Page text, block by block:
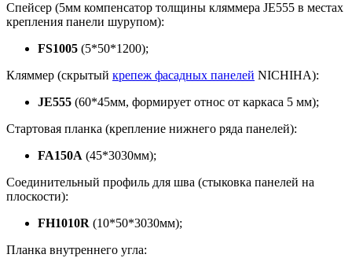
Спейсер (5мм компенсатор толщины кляммера JE555 в местах
крепления панели шурупом):
FS1005 (5*50*1200);
Кляммер (скрытый крепеж фасадных панелей NICHIHA):
JE555 (60*45мм, формирует относ от каркаса 5 мм);
Стартовая планка (крепление нижнего ряда панелей):
FA150A (45*3030мм);
Соединительный профиль для шва (стыковка панелей на
плоскости):
FH1010R (10*50*3030мм);
Планка внутреннего угла: